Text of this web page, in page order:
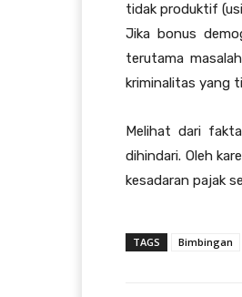
tidak produktif
Jika bonus
terutama
kriminalitas yang
Melihat dari
dihindari. Oleh
kesadaran pajak
TAGS Bimbingan